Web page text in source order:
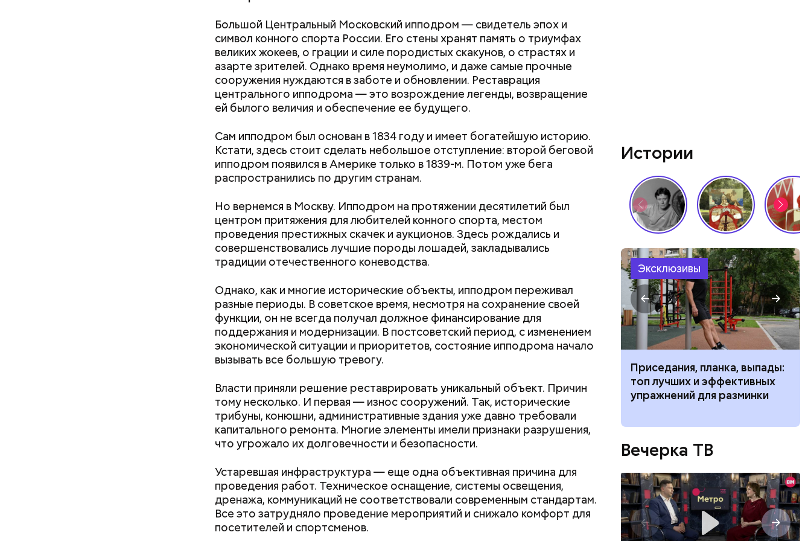
Большой Центральный Московский ипподром — свидетель эпох и
символ конного спорта России. Его стены хранят память о триумфах
великих жокеев, о грации и силе породистых скакунов, о страстях и
азарте зрителей. Однако время неумолимо, и даже самые прочные
сооружения нуждаются в заботе и обновлении. Реставрация
центрального ипподрома — это возрождение легенды, возвращение
ей былого величия и обеспечение ее будущего.
Сам ипподром был основан в 1834 году и имеет богатейшую историю.
Кстати, здесь стоит сделать небольшое отступление: второй беговой
ипподром появился в Америке только в 1839-м. Потом уже бега
распространились по другим странам.
Но вернемся в Москву. Ипподром на протяжении десятилетий был
центром притяжения для любителей конного спорта, местом
проведения престижных скачек и аукционов. Здесь рождались и
совершенствовались лучшие породы лошадей, закладывались
традиции отечественного коневодства.
Однако, как и многие исторические объекты, ипподром переживал
разные периоды. В советское время, несмотря на сохранение своей
функции, он не всегда получал должное финансирование для
поддержания и модернизации. В постсоветский период, с изменением
экономической ситуации и приоритетов, состояние ипподрома начало
вызывать все большую тревогу.
Власти приняли решение реставрировать уникальный объект. Причин
тому несколько. И первая — износ сооружений. Так, исторические
трибуны, конюшни, административные здания уже давно требовали
капитального ремонта. Многие элементы имели признаки разрушения,
что угрожало их долговечности и безопасности.
Устаревшая инфраструктура — еще одна объективная причина для
проведения работ. Техническое оснащение, системы освещения,
дренажа, коммуникаций не соответствовали современным стандартам.
Все это затрудняло проведение мероприятий и снижало комфорт для
посетителей и спортсменов.
аварийные дома;
здания с высоким уровнем износа;
дома, построенные до 1960 года;
дома, за включение в программу которых проголосовало
большинство их жителей.
Как узнать, что здание включено в программу
Истории
Эксклюзивы
Выломал дверь ванной и
зарезал: почему москвич
жестоко убил беременную
Быстрее теряют вкус и
нельзя хранить в
холодильнике
можно поделить людей
Приседания, планка, выпады:
топ лучших и эффективных
упражнений для разминки
Вечерка ТВ